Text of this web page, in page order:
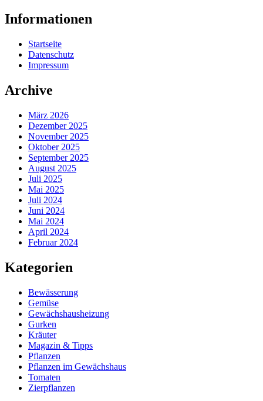
Informationen
Startseite
Datenschutz
Impressum
Archive
März 2026
Dezember 2025
November 2025
Oktober 2025
September 2025
August 2025
Juli 2025
Mai 2025
Juli 2024
Juni 2024
Mai 2024
April 2024
Februar 2024
Kategorien
Bewässerung
Gemüse
Gewächshausheizung
Gurken
Kräuter
Magazin & Tipps
Pflanzen
Pflanzen im Gewächshaus
Tomaten
Zierpflanzen